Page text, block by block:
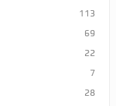
113
69
22
7
28